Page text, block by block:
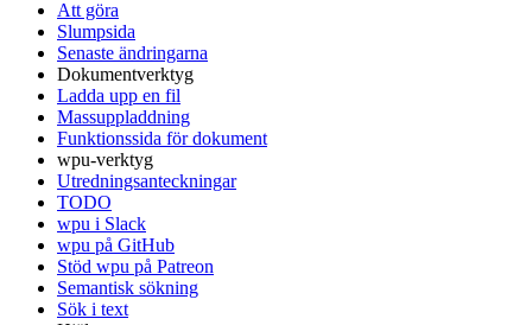
Att göra
Slumpsida
Senaste ändringarna
Dokumentverktyg
Ladda upp en fil
Massuppladdning
Funktionssida för dokument
wpu-verktyg
Utredningsanteckningar
TODO
wpu i Slack
wpu på GitHub
Stöd wpu på Patreon
Semantisk sökning
Sök i text